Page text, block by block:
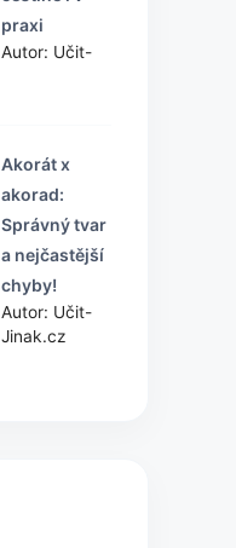
praxi
Autor: Učit-
Akorát x
akorad:
Správný tvar
a nejčastější
chyby!
Autor: Učit-
Jinak.cz